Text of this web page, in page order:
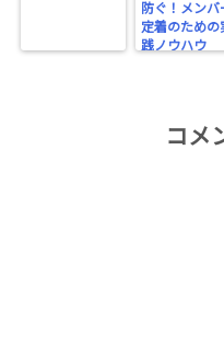
防ぐ！メンバ
定着のための
践ノウハウ
コメ